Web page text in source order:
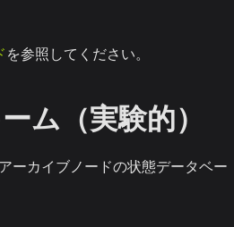
を参照してください。
ム（実験的）
ーカイブノードの状態データベー